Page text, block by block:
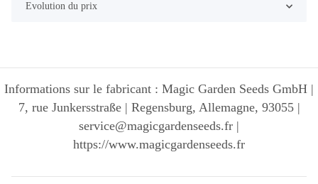
Evolution du prix
Informations sur le fabricant : Magic Garden Seeds GmbH |
7, rue Junkersstraße | Regensburg, Allemagne, 93055 |
service@magicgardenseeds.fr |
https://www.magicgardenseeds.fr